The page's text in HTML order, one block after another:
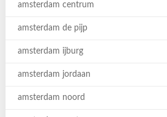
amsterdam centrum
amsterdam de pijp
amsterdam ijburg
amsterdam jordaan
amsterdam noord